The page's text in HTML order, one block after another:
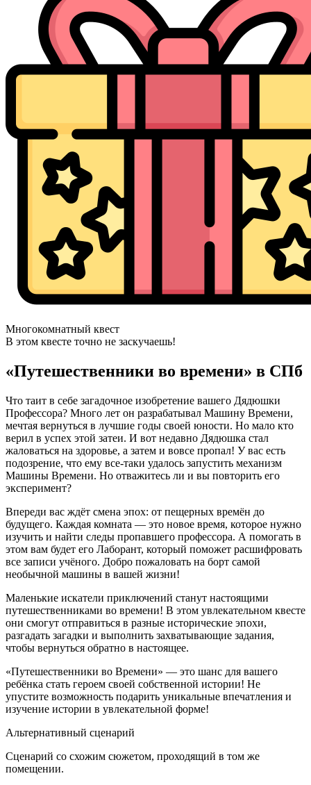
Многокомнатный квест
В этом квесте точно не заскучаешь!
«Путешественники во времени» в СПб
Что таит в себе загадочное изобретение вашего Дядюшки
Профессора? Много лет он разрабатывал Машину Времени,
мечтая вернуться в лучшие годы своей юности. Но мало кто
верил в успех этой затеи. И вот недавно Дядюшка стал
жаловаться на здоровье, а затем и вовсе пропал! У вас есть
подозрение, что ему все-таки удалось запустить механизм
Машины Времени. Но отважитесь ли и вы повторить его
эксперимент?
Впереди вас ждёт смена эпох: от пещерных времён до
будущего. Каждая комната — это новое время, которое нужно
изучить и найти следы пропавшего профессора. А помогать в
этом вам будет его Лаборант, который поможет расшифровать
все записи учёного. Добро пожаловать на борт самой
необычной машины в вашей жизни!
Маленькие искатели приключений станут настоящими
путешественниками во времени! В этом увлекательном квесте
они смогут отправиться в разные исторические эпохи,
разгадать загадки и выполнить захватывающие задания,
чтобы вернуться обратно в настоящее.
«Путешественники во Времени» — это шанс для вашего
ребёнка стать героем своей собственной истории! Не
упустите возможность подарить уникальные впечатления и
изучение истории в увлекательной форме!
Альтернативный сценарий
Сценарий со схожим сюжетом, проходящий в том же
помещении.